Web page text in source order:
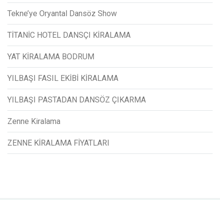
Tekne’ye Oryantal Dansöz Show
TİTANİC HOTEL DANSÇI KİRALAMA
YAT KİRALAMA BODRUM
YILBAŞI FASIL EKİBİ KİRALAMA
YILBAŞI PASTADAN DANSÖZ ÇIKARMA
Zenne Kiralama
ZENNE KİRALAMA FİYATLARI